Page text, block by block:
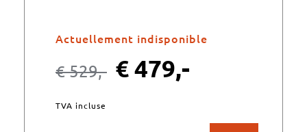
Actuellement indisponible
€529,- €479,-
TVA incluse